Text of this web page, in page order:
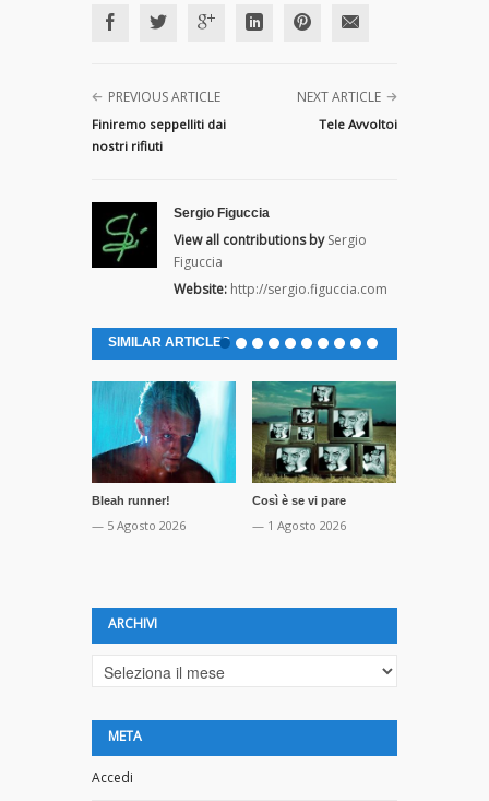
PREVIOUS ARTICLE
Finiremo seppelliti dai
nostri rifiuti
NEXT ARTICLE
Tele Avvoltoi
Sergio Figuccia
View all contributions by Sergio
Figuccia
Website: http://sergio.figuccia.com
SIMILAR ARTICLES
Bleah runner!
— 5 Agosto 2026
Così è se vi pare
— 1 Agosto 2026
ARCHIVI
Archivi
META
Accedi